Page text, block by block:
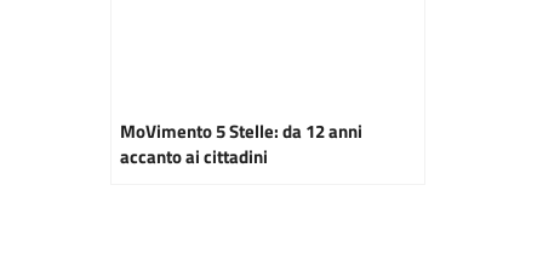
MoVimento 5 Stelle: da 12 anni
accanto ai cittadini